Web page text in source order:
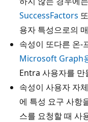
SuccessFactors
용자 특성으로의
속성이 또다른 온-
Microsoft Graph
Entra 사용자를 만
속성이 사용자 자
에 특성 요구 사항
스를 요청할 때 사